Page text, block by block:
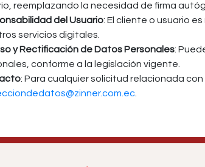
reemplazando la necesidad de firma
del Usuario: El cliente o usuario
servicios digitales.
y Rectificación de Datos Personales:
conforme a la legislación vigente.
: Para cualquier solicitud relacionada
.